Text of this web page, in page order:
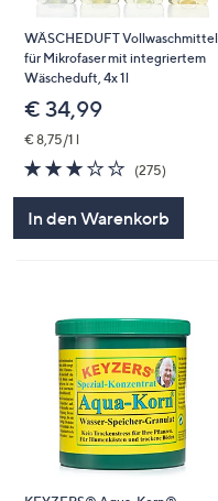
WÄSCHEDUFT Vollwaschmittel
für Mikrofaser mit integriertem
Wäscheduft, 4x 1l
€ 34,99
€ 8,75/1 l
2.9
von
(275)275
In den Warenkorb